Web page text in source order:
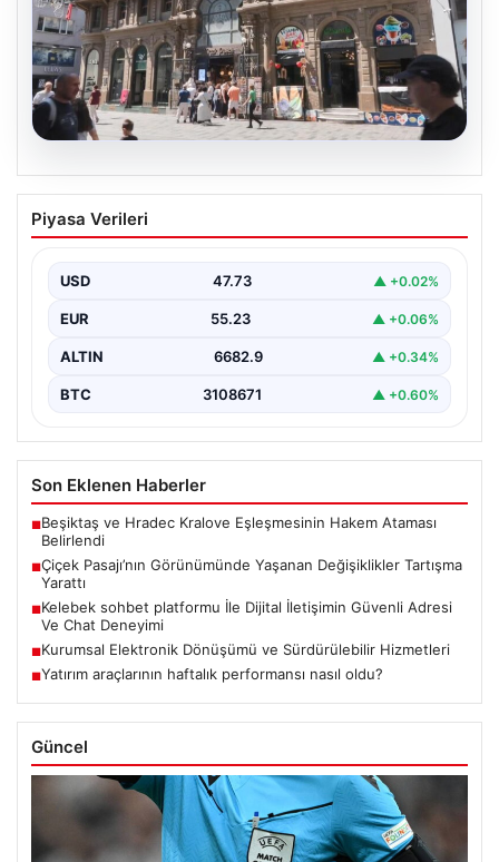
08.08.2026
Çiçek Pasajı’nın Görünümünde Yaşanan
Değişiklikler Tartışma Yarattı
Çiçek Pasajı, son dönemde giriş cephesine
yerleştirilen…
Piyasa Verileri
USD 47.73 ▲ +0.02%
EUR 55.23 ▲ +0.06%
ALTIN 6682.9 ▲ +0.34%
BTC 3108671 ▲ +0.60%
Son Eklenen Haberler
■Beşiktaş ve Hradec Kralove Eşleşmesinin Hakem Ataması
Belirlendi
■Çiçek Pasajı’nın Görünümünde Yaşanan Değişiklikler Tartışma
Yarattı
■Kelebek sohbet platformu İle Dijital İletişimin Güvenli Adresi
Ve Chat Deneyimi
■Kurumsal Elektronik Dönüşümü ve Sürdürülebilir Hizmetleri
■Yatırım araçlarının haftalık performansı nasıl oldu?
Güncel